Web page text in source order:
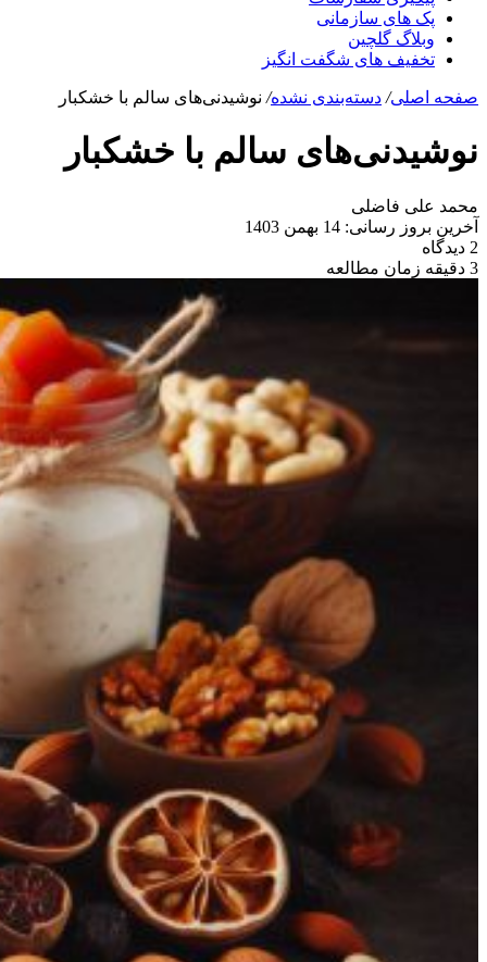
پک های سازمانی
وبلاگ گلچین
تخفیف های شگفت انگیز
صفحه اصلی/ دسته‌بندی نشده/ نوشیدنی‌های سالم با خشکبار
نوشیدنی‌های سالم با خشکبار
محمد علی فاضلی
آخرین بروز رسانی: 14 بهمن 1403
2 دیدگاه
3 دقیقه زمان مطالعه